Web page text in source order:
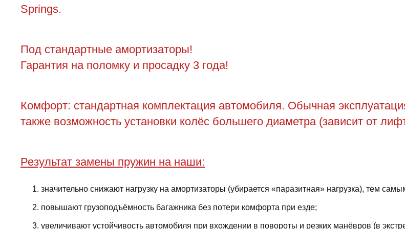
Springs.
Под стандартные амортизаторы!
Гарантия на поломку и просадку 3 года!
Комфорт: стандартная комплектация автомобиля. Обычная
также возможность установки колёс большего диаметра (зависит от
Результат замены пружин на наши:
значительно снижают нагрузку на амортизаторы (убирается «паразитная» нагрузка), тем
повышают грузоподъёмность багажника без потери комфорта при езде;
увеличивают устойчивость автомобиля при вхождении в повороты и резких манёвров (в